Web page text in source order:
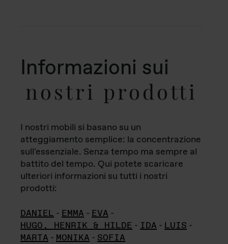
Informazioni sui
nostri prodotti
I nostri mobili si basano su un
atteggiamento semplice: la concentrazione
sull'essenziale. Senza tempo ma sempre al
battito del tempo. Qui potete scaricare
ulteriori informazioni su tutti i nostri
prodotti:
DANIEL - EMMA - EVA -
HUGO, HENRIK & HILDE - IDA - LUIS -
MARTA - MONIKA - SOFIA